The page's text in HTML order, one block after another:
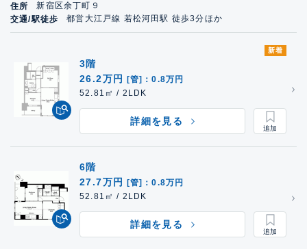
住所
新宿区余丁町９
交通/駅徒歩
都営大江戸線 若松河田駅 徒歩3分ほか
新着
3階
26.2万円
[管]：0.8万円
52.81㎡ / 2LDK
詳細を見る
6階
27.7万円
[管]：0.8万円
52.81㎡ / 2LDK
詳細を見る